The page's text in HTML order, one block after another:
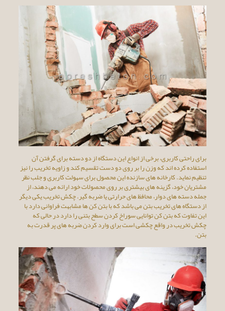
برای راحتی کاربری، برخی از انواع این دستگاه از دو دسته برای گرفتن آن
استفاده کرده اند که وزن را بر روی دو دست تقسیم کند و زاویه تخریب را نیز
تنظیم نماید. کارخانه های سازنده این محصول برای سهولت کاربری و جلب نظر
مشتریان خود، گزینه های بیشتری بر روی محصولات خود ارائه می دهند، از
جمله دسته های دوار، محافظ های حرارتی یا ضربه گیر. چکش تخریب یکی دیگر
از دستگاه های تخریب بتن می باشد که با بتن کن ها مشابهت فراوانی دارد با
این تفاوت که بتن کن توانایی سوراخ کردن سطح بتنی را دارد در حالی که
چکش تخریب در واقع چکشی است برای وارد کردن ضربه های پر قدرت به
بتن.